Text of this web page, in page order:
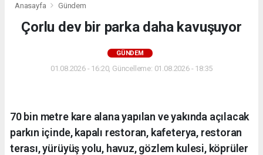
Anasayfa Gündem
Çorlu dev bir parka daha kavuşuyor
GÜNDEM
01.08.2026 - 16:20, Güncelleme: 01.08.2026 - 18:35
70 bin metre kare alana yapılan ve yakında açılacak
parkın içinde, kapalı restoran, kafeterya, restoran
terası, yürüyüş yolu, havuz, gözlem kulesi, köprüler